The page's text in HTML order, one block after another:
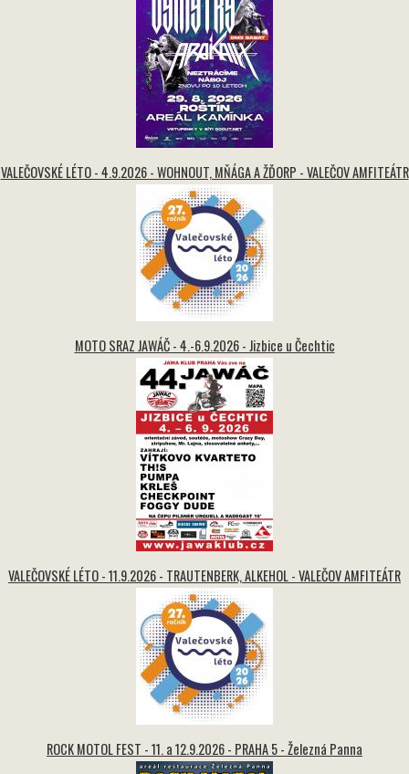
VALEČOVSKÉ LÉTO - 4.9.2026 - WOHNOUT, MŇÁGA A ŽĎORP - VALEČOV AMFITEÁTR
MOTO SRAZ JAWÁČ - 4.-6.9.2026 - Jizbice u Čechtic
VALEČOVSKÉ LÉTO - 11.9.2026 - TRAUTENBERK, ALKEHOL - VALEČOV AMFITEÁTR
ROCK MOTOL FEST - 11. a 12.9.2026 - PRAHA 5 - Železná Panna